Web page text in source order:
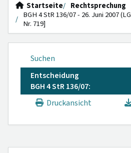
Startseite
Rechtsprechung
BGH 4 StR 136/07 - 26. Juni 2007
Nr. 719]
Suchen
Entscheidung
BGH 4 StR 136/07:
Druckansicht